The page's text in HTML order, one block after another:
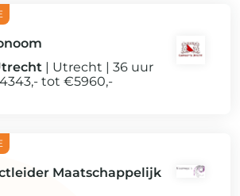
Utrecht
36 uur
tot €5960,-
Maatschappelijk